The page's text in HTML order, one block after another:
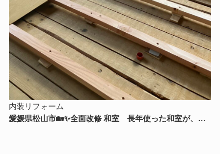
内装リフォーム
愛媛県松山市🏡✨全面改修 和室 長年使った和室が、新